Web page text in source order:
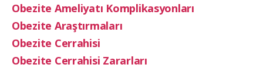
Obezite Ameliyatı Komplikasyonları
Obezite Araştırmaları
Obezite Cerrahisi
Obezite Cerrahisi Zararları